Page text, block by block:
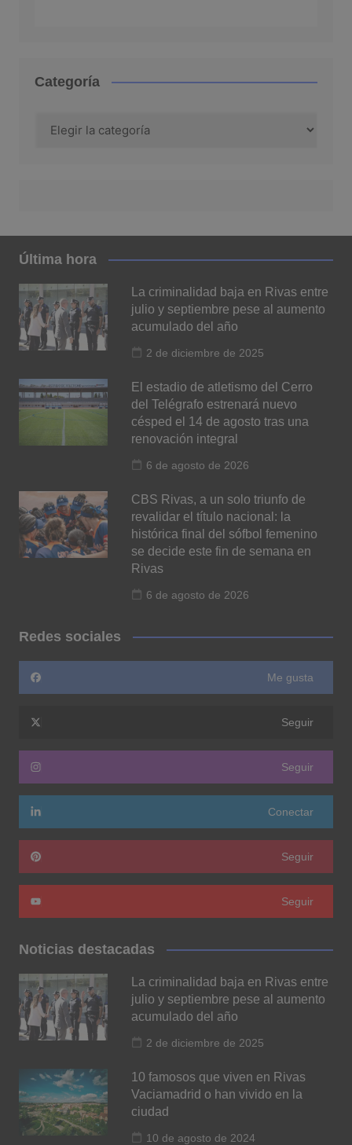
Categoría
Última hora
La criminalidad baja en Rivas entre
julio y septiembre pese al aumento
acumulado del año
2 de diciembre de 2025
El estadio de atletismo del Cerro
del Telégrafo estrenará nuevo
césped el 14 de agosto tras una
renovación integral
6 de agosto de 2026
CBS Rivas, a un solo triunfo de
revalidar el título nacional: la
histórica final del sófbol femenino
se decide este fin de semana en
Rivas
6 de agosto de 2026
Redes sociales
Me gusta
Seguir
Seguir
Conectar
Seguir
Seguir
Noticias destacadas
La criminalidad baja en Rivas entre
julio y septiembre pese al aumento
acumulado del año
2 de diciembre de 2025
10 famosos que viven en Rivas
Vaciamadrid o han vivido en la
ciudad
10 de agosto de 2024